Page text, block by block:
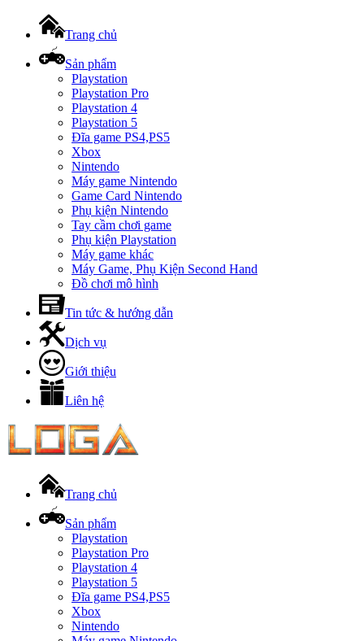
Trang chủ
Sản phẩm
Playstation
Playstation Pro
Playstation 4
Playstation 5
Đĩa game PS4,PS5
Xbox
Nintendo
Máy game Nintendo
Game Card Nintendo
Phụ kiện Nintendo
Tay cầm chơi game
Phụ kiện Playstation
Máy game khác
Máy Game, Phụ Kiện Second Hand
Đồ chơi mô hình
Tin tức & hướng dẫn
Dịch vụ
Giới thiệu
Liên hệ
Trang chủ
Sản phẩm
Playstation
Playstation Pro
Playstation 4
Playstation 5
Đĩa game PS4,PS5
Xbox
Nintendo